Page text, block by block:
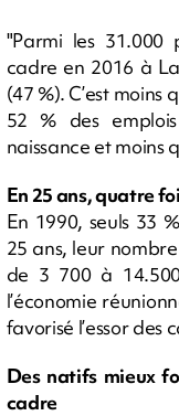
"Parmi les 31.000
cadre en 2016 à
(47 %). C’est
52 % des
naissance et moins
En 25 ans, quatre
En 1990, seuls 33
25 ans, leur
de 3 700 à
l’économie
favorisé l’essor des
Des natifs mieux
cadre